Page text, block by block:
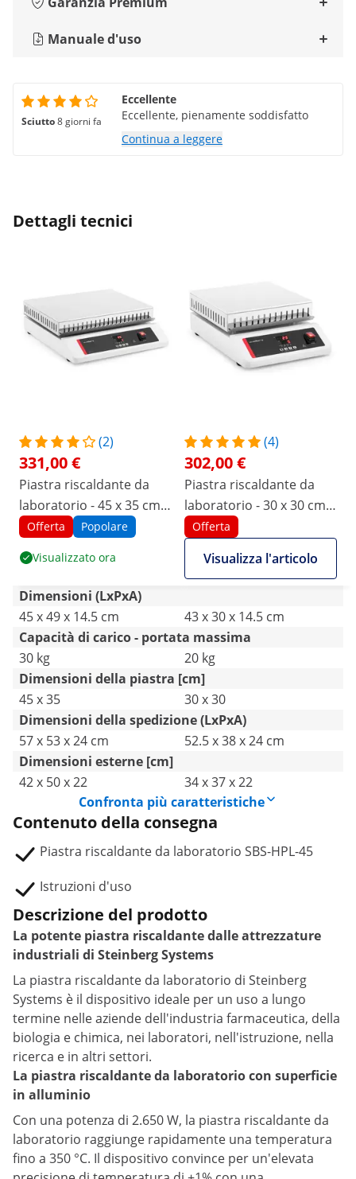
Manuale d'uso
Sciutto8 giorni fa
Eccellente
Eccellente, pienamente soddisfatto
Continua a leggere
Dettagli tecnici
(2)
331,00 €
Piastra riscaldante da
laboratorio - 45 x 35 cm -
Fino a 350 °C - 30 kg
Offerta Popolare
Visualizzato ora
(4)
302,00 €
Piastra riscaldante da
laboratorio - 30 x 30 cm -
Fino a 350 °C - 20 kg
Offerta
Visualizza l'articolo
Dimensioni (LxPxA)
45 x 49 x 14.5 cm
43 x 30 x 14.5 cm
Capacità di carico - portata massima
30 kg
20 kg
Dimensioni della piastra [cm]
45 x 35
30 x 30
Dimensioni della spedizione (LxPxA)
57 x 53 x 24 cm
52.5 x 38 x 24 cm
Dimensioni esterne [cm]
42 x 50 x 22
34 x 37 x 22
Confronta più caratteristiche
Contenuto della consegna
Piastra riscaldante da laboratorio SBS-HPL-45
Istruzioni d'uso
Descrizione del prodotto
La potente piastra riscaldante dalle attrezzature
industriali di Steinberg Systems
La piastra riscaldante da laboratorio di Steinberg
Systems è il dispositivo ideale per un uso a lungo
termine nelle aziende dell'industria farmaceutica, della
biologia e chimica, nei laboratori, nell'istruzione, nella
ricerca e in altri settori.
La piastra riscaldante da laboratorio con superficie
in alluminio
Con una potenza di 2.650 W, la piastra riscaldante da
laboratorio raggiunge rapidamente una temperatura
fino a 350 °C. Il dispositivo convince per un'elevata